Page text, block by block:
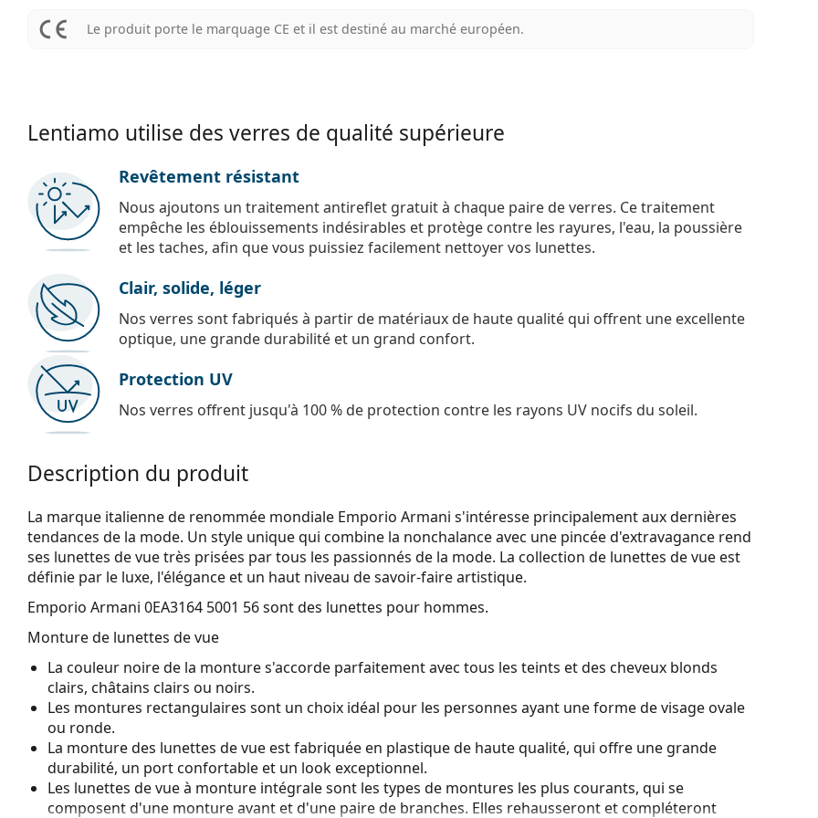
Le produit porte le marquage CE et il est destiné au marché européen.
Lentiamo utilise des verres de qualité supérieure
Revêtement résistant
Nous ajoutons un traitement antireflet gratuit à chaque paire de verres. Ce traitement
empêche les éblouissements indésirables et protège contre les rayures, l'eau, la poussière
et les taches, afin que vous puissiez facilement nettoyer vos lunettes.
Clair, solide, léger
Nos verres sont fabriqués à partir de matériaux de haute qualité qui offrent une excellente
optique, une grande durabilité et un grand confort.
Protection UV
Nos verres offrent jusqu'à 100 % de protection contre les rayons UV nocifs du soleil.
Description du produit
La marque italienne de renommée mondiale Emporio Armani s'intéresse principalement aux dernières
tendances de la mode. Un style unique qui combine la nonchalance avec une pincée d'extravagance rend
ses lunettes de vue très prisées par tous les passionnés de la mode. La collection de lunettes de vue est
définie par le luxe, l'élégance et un haut niveau de savoir-faire artistique.
Emporio Armani 0EA3164 5001 56sont des lunettes pour hommes.
Monture de lunettes de vue
La couleur noire de la monture s'accorde parfaitement avec tous les teints et des cheveux blonds
clairs, châtains clairs ou noirs.
Les montures rectangulaires sont un choix idéal pour les personnes ayant une forme de visage ovale
ou ronde.
La monture des lunettes de vue est fabriquée en plastique de haute qualité, qui offre une grande
durabilité, un port confortable et un look exceptionnel.
Les lunettes de vue à monture intégrale sont les types de montures les plus courants, qui se
composent d'une monture avant et d'une paire de branches. Elles rehausseront et compléteront